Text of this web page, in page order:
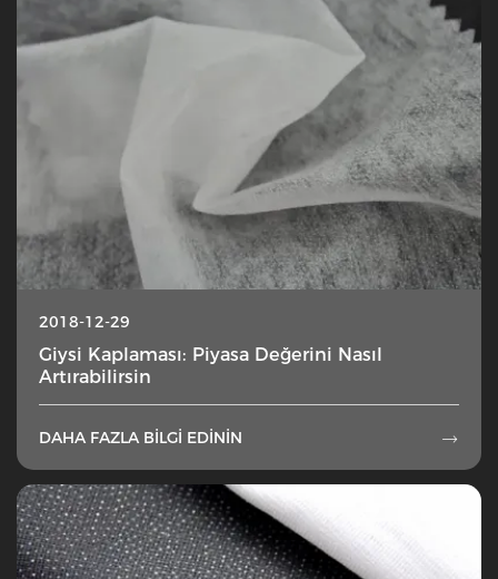
2018-12-29
Giysi Kaplaması: Piyasa Değerini Nasıl
Artırabilirsin
DAHA FAZLA BILGI EDININ 